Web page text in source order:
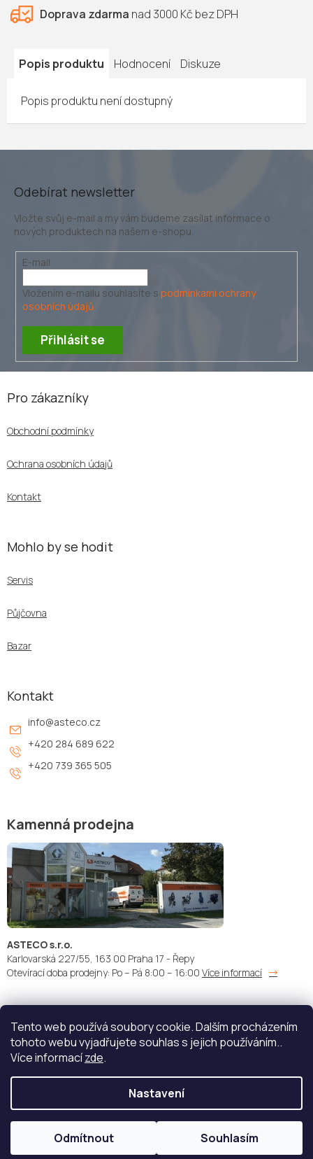
Tento web používá soubory cookie. Dalším procházením
tohoto webu vyjadřujete souhlas s jejich používáním..
Více informacízde.
Nastavení
Odmítnout Souhlasím
Doprava zdarma nad 3000 Kč bez DPH
Popis produktu Hodnocení Diskuze
Popis produktu není dostupný
Odebírat newsletter
Vložte svůj e-mail a my vám budeme zasílat informace o
nových produktech na našem e-shopu.
E-mail
Vložením e-mailu souhlasíte s podmínkami ochrany
osobních údajů
Přihlásit se
Pro zákazníky
Obchodní podmínky
Ochrana osobních údajů
Kontakt
Mohlo by se hodit
Servis
Půjčovna
Bazar
Kontakt
info@asteco.cz
+420 284 689 622
+420 739 365 505
Kamenná prodejna
ASTECO s.r.o.
Karlovarská 227/55, 163 00 Praha 17 - Řepy
Otevírací doba prodejny: Po – Pá 8:00 – 16:00 Více informací
Doprava: Platba:
Vytvořil Shoptet | NakódovaleshopGuru
STŘÍKACÍ TECHNIKA - ASTECO s.r.o.
práva vyhrazena.Upravit nastavení cookies